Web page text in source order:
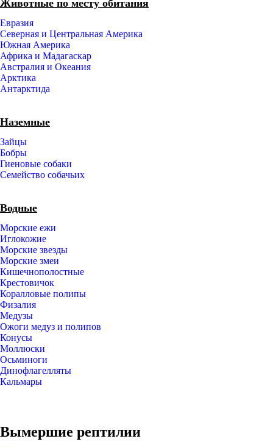
Животные по месту обитания
Евразия
Северная и Центральная Америка
Южная Америка
Африка и Мадагаскар
Австралия и Океания
Арктика
Антарктида
Наземные
Зайцы
Бобры
Гиеновые собаки
Семейство собачьих
Водные
Морские ежи
Иглокожие
Морские звезды
Морские змеи
Кишечнополостные
Крестовичок
Коралловые полипы
Физалия
Медузы
Ожоги медуз и полипов
Конусы
Моллюски
Осьминоги
Динофлагелляты
Кальмары
Вымершие рептилии